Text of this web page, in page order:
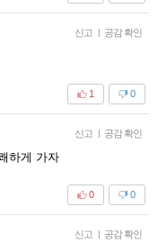
신고 | 공감 확인
0
1
신고 | 공감 확인
하게 가자
0
0
신고 | 공감 확인